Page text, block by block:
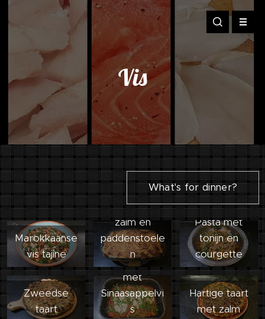
Vis
What's for dinner?
Marokkaanse
vis tajine
Lasagne met
zalm en
paddenstoele
n
Pasta met
tonijn en
courgette
Zweedse
taart
Geroosterde
Mediterrane
Groenten
met
Sinaasappelvi
s
Hartige taart
met zalm